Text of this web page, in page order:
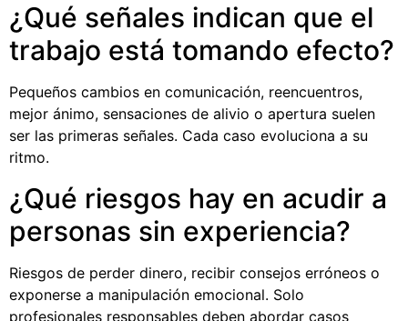
¿Qué señales indican que el
trabajo está tomando efecto?
Pequeños cambios en comunicación, reencuentros,
mejor ánimo, sensaciones de alivio o apertura suelen
ser las primeras señales. Cada caso evoluciona a su
ritmo.
¿Qué riesgos hay en acudir a
personas sin experiencia?
Riesgos de perder dinero, recibir consejos erróneos o
exponerse a manipulación emocional. Solo
profesionales responsables deben abordar casos